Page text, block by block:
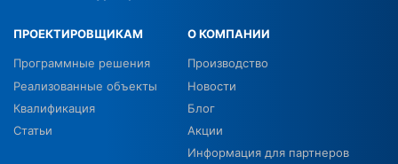
ПРОЕКТИРОВЩИКАМ
Программные решения
Реализованные объекты
Квалификация
Статьи
О КОМПАНИИ
Производство
Новости
Блог
Акции
Информация для партнеров